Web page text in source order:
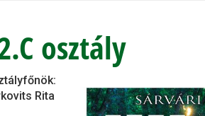
osztály
Rita